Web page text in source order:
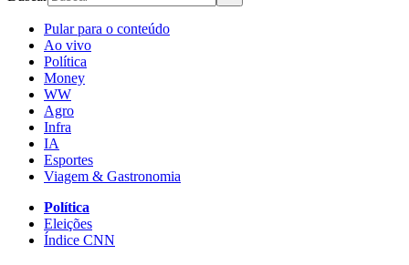
Pular para o conteúdo
Ao vivo
Política
Money
WW
Agro
Infra
IA
Esportes
Viagem & Gastronomia
Política
Eleições
Índice CNN